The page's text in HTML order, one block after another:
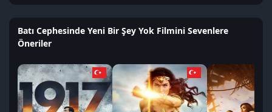
Batı Cephesinde Yeni Bir Şey Yok Filmini Sevenlere
Öneriler